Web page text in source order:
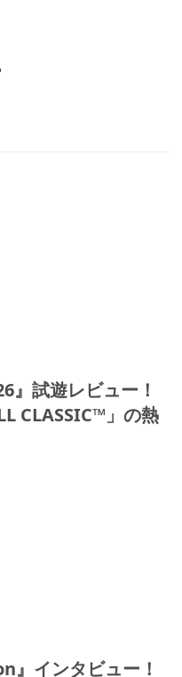
』試遊レビュー！
CLASSIC™」の熱
』インタビュー！